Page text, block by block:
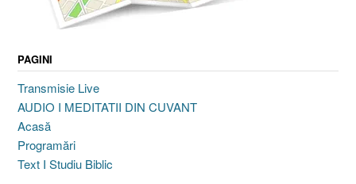
PAGINI
Transmisie Live
AUDIO I MEDITATII DIN CUVANT
Acasă
Programări
Text I Studiu Biblic